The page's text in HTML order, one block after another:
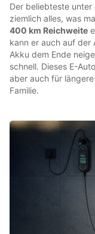
Der beliebteste unter
ziemlich alles, was
400 km Reichweite
kann er auch auf der
Akku dem Ende
schnell. Dieses E-
aber auch für
Familie.